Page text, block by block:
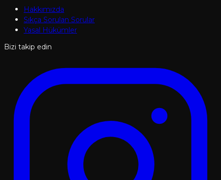
Hakkımızda
Sıkça Sorulan Sorular
Yasal Hükümler
Bizi takip edin